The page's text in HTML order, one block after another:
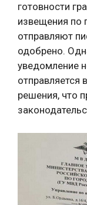
готовности
извещения по
отправляют
одобрено.
уведомление
отправляется
решения, что